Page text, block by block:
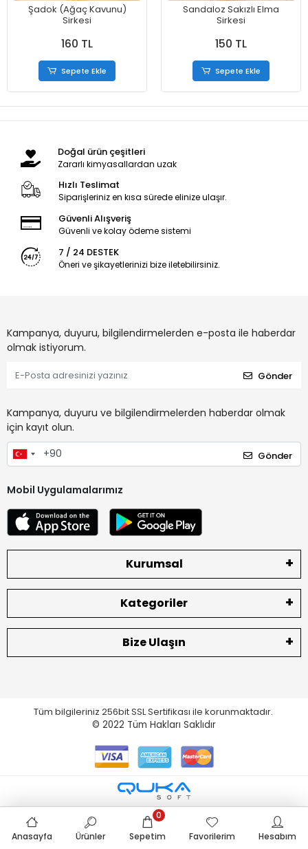
Şadok (Ağaç Kavunu)
Sirkesi
160 TL
Sepete Ekle
Sandaloz Sakızlı Elma
Sirkesi
150 TL
Sepete Ekle
Doğal ürün çeşitleri
Zararlı kimyasallardan uzak
Hızlı Teslimat
Siparişleriniz en kısa sürede elinize ulaşır.
Güvenli Alışveriş
Güvenli ve kolay ödeme sistemi
7 / 24 DESTEK
Öneri ve şikayetlerinizi bize iletebilirsiniz.
Kampanya, duyuru, bilgilendirmelerden e-posta ile haberdar
olmak istiyorum.
Gönder
Kampanya, duyuru ve bilgilendirmelerden haberdar olmak
için kayıt olun.
Gönder
Mobil Uygulamalarımız
Kurumsal
Kategoriler
Bize Ulaşın
Tüm bilgileriniz 256bit SSL Sertifikası ile korunmaktadır.
© 2022 Tüm Hakları Saklıdır
Anasayfa Ürünler Sepetim
0
Favorilerim
Hesabım